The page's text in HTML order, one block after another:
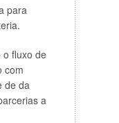
para
fluxo de
com
de da
a